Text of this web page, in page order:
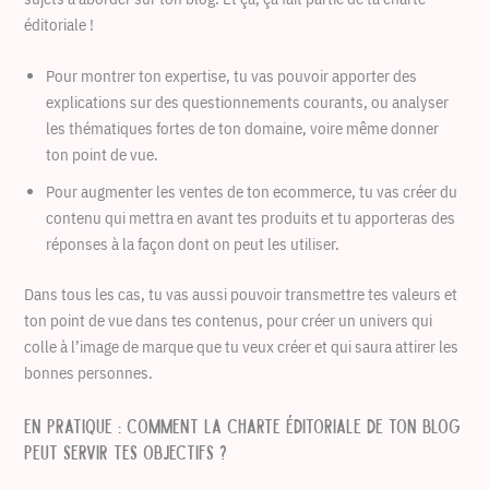
éditoriale !
Pour montrer ton expertise, tu vas pouvoir apporter des
explications sur des questionnements courants, ou analyser
les thématiques fortes de ton domaine, voire même donner
ton point de vue.
Pour augmenter les ventes de ton ecommerce, tu vas créer du
contenu qui mettra en avant tes produits et tu apporteras des
réponses à la façon dont on peut les utiliser.
Dans tous les cas, tu vas aussi pouvoir transmettre tes valeurs et
ton point de vue dans tes contenus, pour créer un univers qui
colle à l’image de marque que tu veux créer et qui saura attirer les
bonnes personnes.
En pratique : comment la charte éditoriale de ton blog
peut servir tes objectifs ?